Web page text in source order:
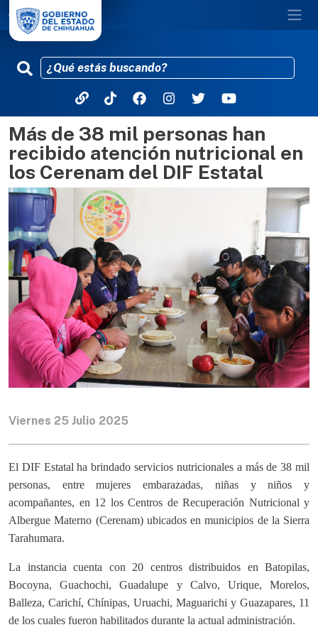
Pasar al contenido principal
Más de 38 mil personas han
recibido atención nutricional en
los Cerenam del DIF Estatal
Viernes 25 Julio 2025
El DIF Estatal ha brindado servicios nutricionales a más de 38 mil
personas, entre mujeres embarazadas, niñas y niños y
acompañantes, en 12 los Centros de Recuperación Nutricional y
Albergue Materno (Cerenam) ubicados en municipios de la Sierra
Tarahumara.
La instancia cuenta con 20 centros distribuidos en Batopilas,
Bocoyna, Guachochi, Guadalupe y Calvo, Urique, Morelos,
Balleza, Carichí, Chínipas, Uruachi, Maguarichi y Guazapares, 11
de los cuales fueron habilitados durante la actual administración.